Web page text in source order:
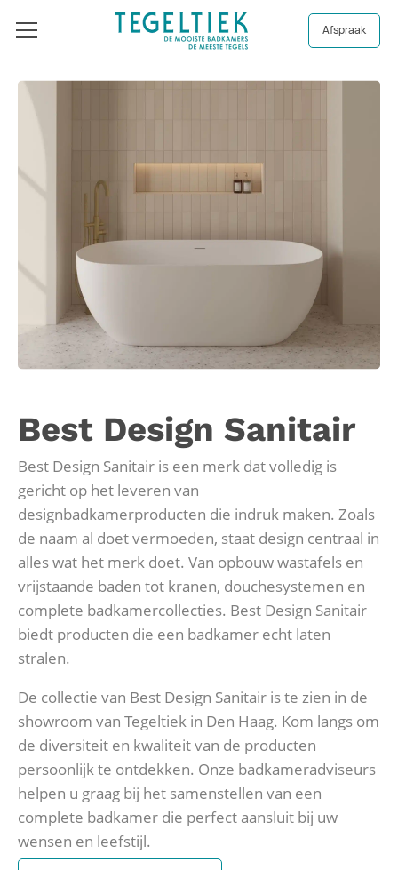
Afspraak
Best Design Sanitair
Best Design Sanitair is een merk dat volledig is
gericht op het leveren van
designbadkamerproducten die indruk maken. Zoals
de naam al doet vermoeden, staat design centraal in
alles wat het merk doet. Van opbouw wastafels en
vrijstaande baden tot kranen, douchesystemen en
complete badkamercollecties. Best Design Sanitair
biedt producten die een badkamer echt laten
stralen.
De collectie van Best Design Sanitair is te zien in de
showroom van Tegeltiek in Den Haag. Kom langs om
de diversiteit en kwaliteit van de producten
persoonlijk te ontdekken. Onze badkameradviseurs
helpen u graag bij het samenstellen van een
complete badkamer die perfect aansluit bij uw
wensen en leefstijl.